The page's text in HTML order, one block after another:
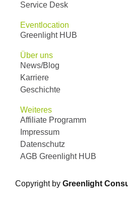
Service Desk
Eventlocation
Greenlight HUB
Über uns
News/Blog
Karriere
Geschichte
Weiteres
Affiliate Programm
Impressum
Datenschutz
AGB Greenlight HUB
Copyright by Greenlight